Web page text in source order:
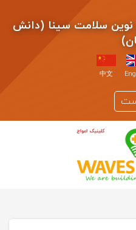
سلامت سینا (دانش
中文